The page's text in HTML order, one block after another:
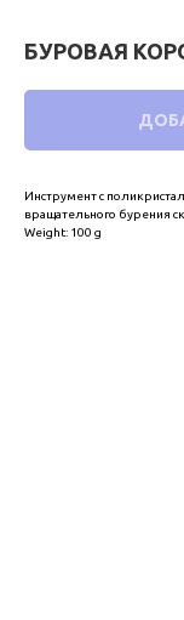
БУРОВАЯ
Инструмент с
вращательного бурения
Weight: 100 g